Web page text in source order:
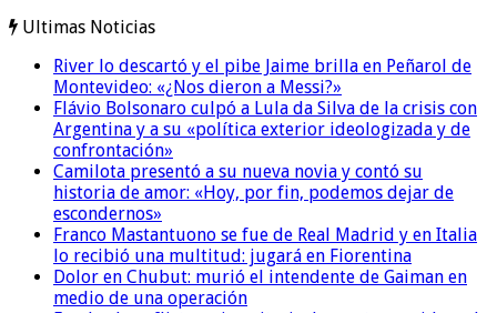
Ultimas Noticias
River lo descartó y el pibe Jaime brilla en Peñarol de
Montevideo: «¿Nos dieron a Messi?»
Flávio Bolsonaro culpó a Lula da Silva de la crisis con
Argentina y a su «política exterior ideologizada y de
confrontación»
Camilota presentó a su nueva novia y contó su
historia de amor: «Hoy, por fin, podemos dejar de
escondernos»
Franco Mastantuono se fue de Real Madrid y en Italia
lo recibió una multitud: jugará en Fiorentina
Dolor en Chubut: murió el intendente de Gaiman en
medio de una operación